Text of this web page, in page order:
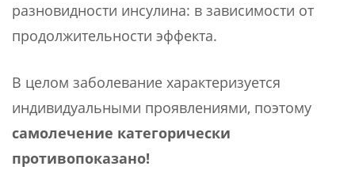
разновидности инсулина: в зависимости от
продолжительности эффекта.
В целом заболевание характеризуется
индивидуальными проявлениями, поэтому
самолечение категорически
противопоказано!